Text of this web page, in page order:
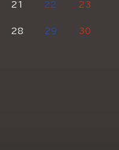
21 22 23
28 29 30